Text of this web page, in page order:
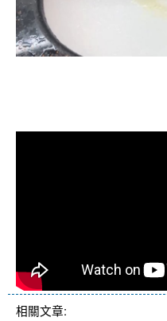
相關文章: